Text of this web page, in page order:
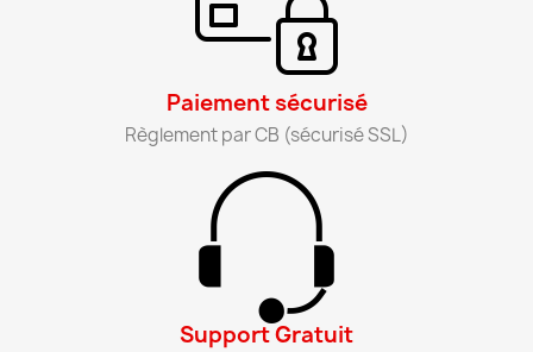
Paiement sécurisé​
Règlement par CB (sécurisé SSL)​
Support Gratuit​